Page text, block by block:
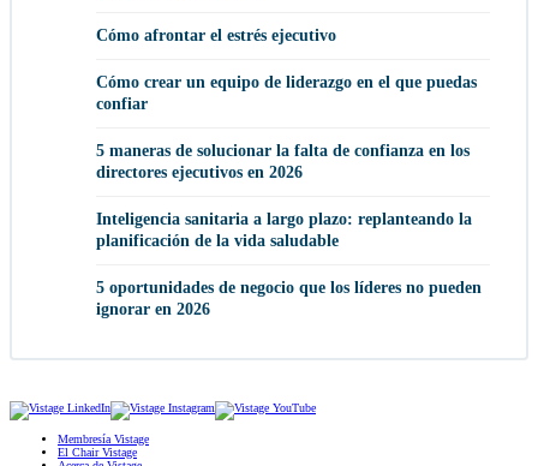
Cómo afrontar el estrés ejecutivo
Cómo crear un equipo de liderazgo en el que puedas
confiar
5 maneras de solucionar la falta de confianza en los
directores ejecutivos en 2026
Inteligencia sanitaria a largo plazo: replanteando la
planificación de la vida saludable
5 oportunidades de negocio que los líderes no pueden
ignorar en 2026
Membresía Vistage
El Chair Vistage